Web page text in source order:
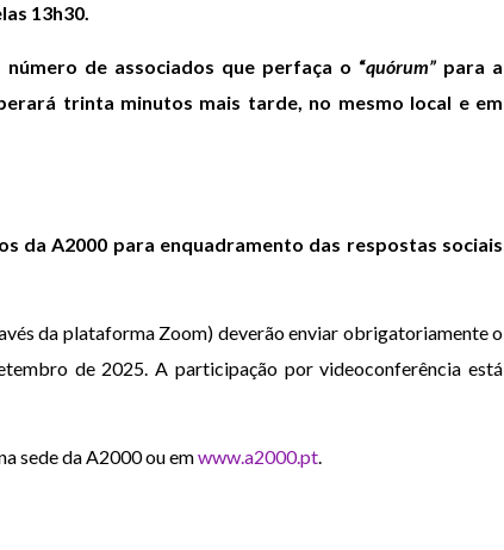
13h30.
de associados que perfaça o “quórum”para a
trinta minutos mais tarde, no mesmo local e em
da A2000 para enquadramento das respostas sociais
da plataforma Zoom) deverão enviar obrigatoriamente o
de 2025. A participação por videoconferência está
sede da A2000 ou emwww.a2000.pt.